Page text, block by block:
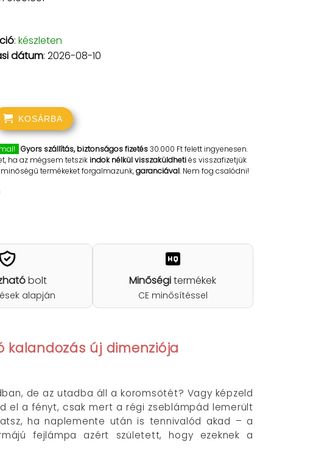
: készleten
dátum: 2026-08-10
KOSÁRBA
Gyors szállítás, biztonságos fizetés30.000 Ft felett ingyenesen.
ha az mégsem tetszikindok nélkül visszaküldhetiés visszafizetjük
termékeket forgalmazunk,garanciával. Nem fog csalódni!
bolt
alapján
Minőségitermékek
CE minősítéssel
kalandozás új dimenziója
de az utadba áll a koromsötét? Vagy képzeld
el a fényt, csak mert a régi zseblámpád lemerült
ha naplemente után is tennivalód akad – a
fejlámpa azért született, hogy ezeknek a